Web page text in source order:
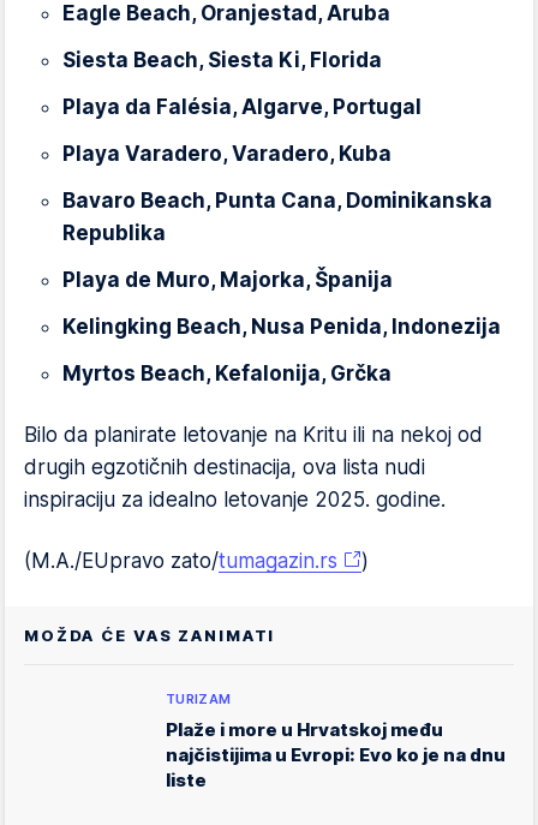
Eagle Beach, Oranjestad, Aruba
Siesta Beach, Siesta Ki, Florida
Playa da Falésia, Algarve, Portugal
Playa Varadero, Varadero, Kuba
Bavaro Beach, Punta Cana, Dominikanska
Republika
Playa de Muro, Majorka, Španija
Kelingking Beach, Nusa Penida, Indonezija
Myrtos Beach, Kefalonija, Grčka
Bilo da planirate letovanje na Kritu ili na nekoj od
drugih egzotičnih destinacija, ova lista nudi
inspiraciju za idealno letovanje 2025. godine.
(M.A./EUpravo zato/tumagazin.rs )
MOŽDA ĆE VAS ZANIMATI
TURIZAM
Plaže i more u Hrvatskoj među
najčistijima u Evropi: Evo ko je na dnu
liste